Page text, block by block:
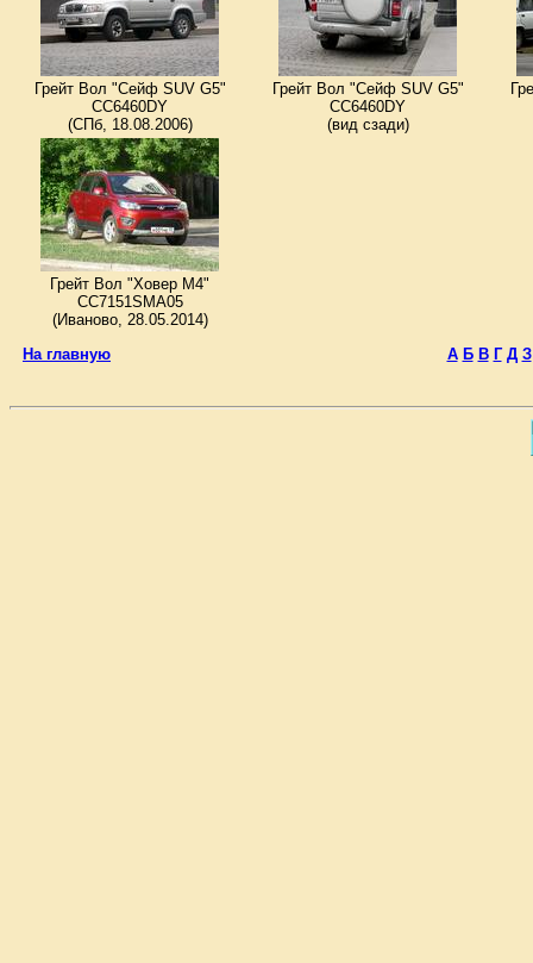
Грейт Вол "Сейф SUV G5"
CC6460DY
(СПб, 18.08.2006)
Грейт Вол "Сейф SUV G5"
CC6460DY
(вид сзади)
Грейт Вол "Ховер M4"
CC7151SMA05
(Иваново, 28.05.2014)